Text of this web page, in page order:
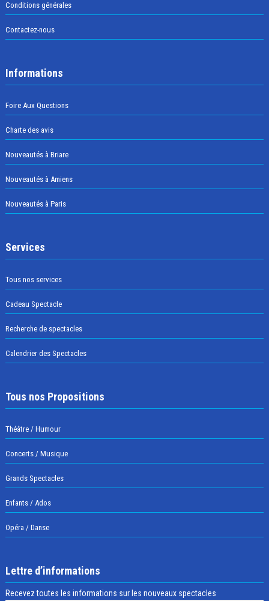
Conditions générales
Contactez-nous
Informations
Foire Aux Questions
Charte des avis
Nouveautés à Briare
Nouveautés à Amiens
Nouveautés à Paris
Services
Tous nos services
Cadeau Spectacle
Recherche de spectacles
Calendrier des Spectacles
Tous nos Propositions
Théâtre / Humour
Concerts / Musique
Grands Spectacles
Enfants / Ados
Opéra / Danse
Lettre d’informations
Recevez toutes les informations sur les nouveaux spectacles